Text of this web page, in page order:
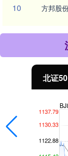
10 方邦股
北证50